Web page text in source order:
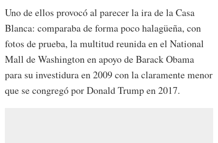
Uno de ellos provocó al parecer la ira de la Casa
Blanca: comparaba de forma poco halagüeña, con
fotos de prueba, la multitud reunida en el National
Mall de Washington en apoyo de Barack Obama
para su investidura en 2009 con la claramente menor
que se congregó por Donald Trump en 2017.